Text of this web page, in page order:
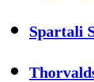
Spartali